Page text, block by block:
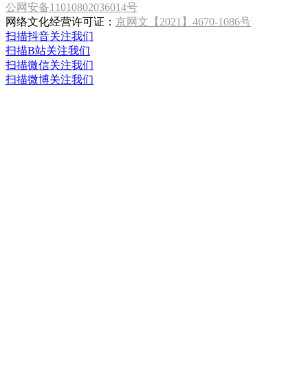
公网安备11010802036014号
网络文化经营许可证： 京网文【2021】4670-1086号
扫描抖音关注我们
扫描B站关注我们
扫描微信关注我们
扫描微博关注我们